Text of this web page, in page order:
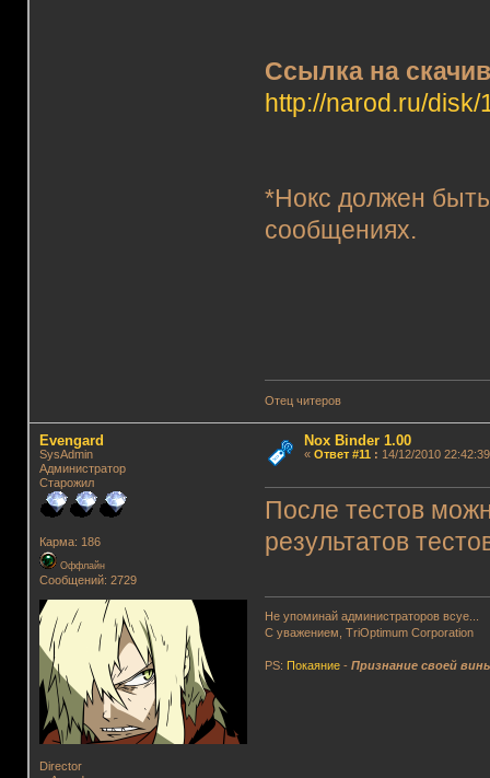
Ссылка на
http://narod.ru/
*Нокс должен
сообщениях.
Отец читеров
Evengard
SysAdmin
Администратор
Старожил
Карма: 186
Оффлайн
Сообщений: 2729
Director
Nox Binder 1.00
« Ответ #11 : 14/12/2010
После тестов
результатов
Не упоминай администраторов всуе...
С уважением, TriOptimum Corporation
PS: Покаяние -Признание своей